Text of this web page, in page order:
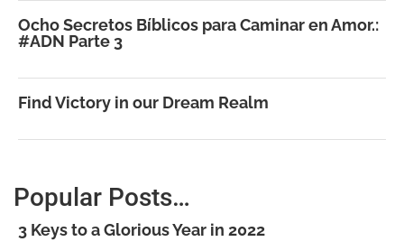
Ocho Secretos Bíblicos para Caminar en Amor.:
#ADN Parte 3
Find Victory in our Dream Realm
Popular Posts…
3 Keys to a Glorious Year in 2022